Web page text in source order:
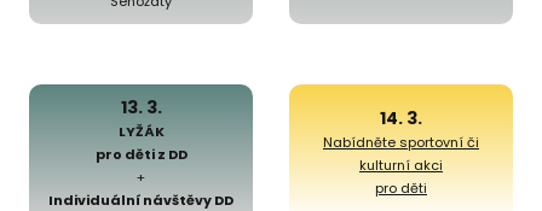
13. 3.
LYŽÁK
pro děti z DD
+
Individuální návštěvy DD
14. 3.
Nabídněte sportovní či
kulturní akci
pro děti